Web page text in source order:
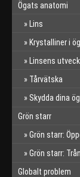
Ögats anatomi
Lins
Krystalliner i
Linsens
Tårvätska
Skydda dina
Grön starr
Grön starr:
Grön starr:
Globalt problem